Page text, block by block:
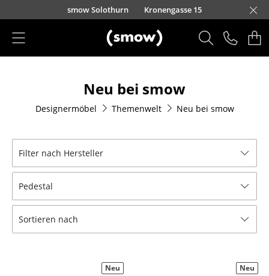
Direkt zum Inhaltsmow Solothurn Kronengasse 15
Esszimmerstühle
Sofas
Sessel
Loungesessel
Stühle
Freischwinger
Neu bei smow
Designermöbel Themenwelt Neu bei smow
Filter nach Hersteller
Pedestal
Sortieren nach
Neu Neu